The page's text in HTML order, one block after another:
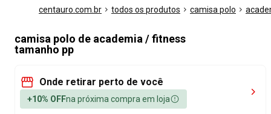
centauro.com.br todos os produtos camisa polo
camisa polo de academia / fitness
tamanho pp
Onde retirar perto de você
+10% OFFna próxima compra em loja